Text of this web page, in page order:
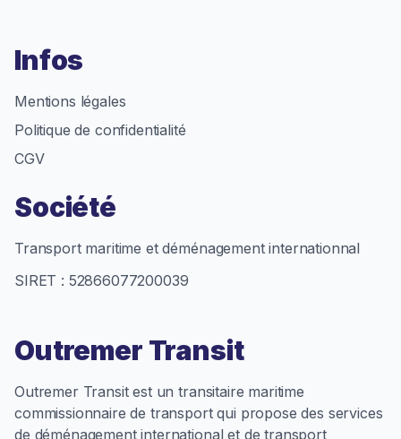
Infos
Mentions légales
Politique de confidentialité
CGV
Société
Transport maritime et déménagement internationnal
SIRET : 52866077200039
Outremer Transit
Outremer Transit est un transitaire maritime
commissionnaire de transport qui propose des services
de déménagement international et de transport